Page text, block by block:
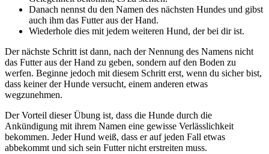
Danach nennst du den Namen des nächsten Hundes und gibst
auch ihm das Futter aus der Hand.
Wiederhole dies mit jedem weiteren Hund, der bei dir ist.
Der nächste Schritt ist dann, nach der Nennung des Namens nicht
das Futter aus der Hand zu geben, sondern auf den Boden zu
werfen. Beginne jedoch mit diesem Schritt erst, wenn du sicher bist,
dass keiner der Hunde versucht, einem anderen etwas
wegzunehmen.
Der Vorteil dieser Übung ist, dass die Hunde durch die
Ankündigung mit ihrem Namen eine gewisse Verlässlichkeit
bekommen. Jeder Hund weiß, dass er auf jeden Fall etwas
abbekommt und sich sein Futter nicht erstreiten muss.